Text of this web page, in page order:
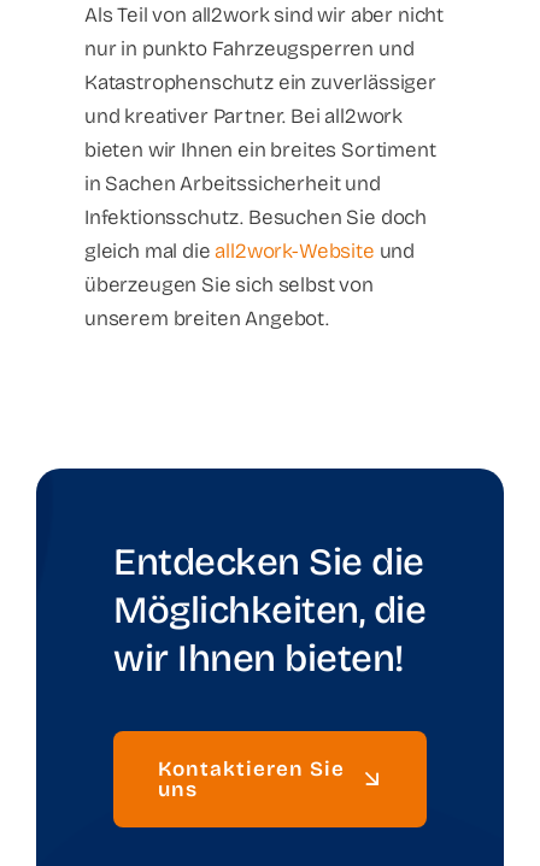
Als Teil von all2work sind wir aber nicht
nur in punkto Fahrzeugsperren und
Katastrophenschutz ein zuverlässiger
und kreativer Partner. Bei all2work
bieten wir Ihnen ein breites Sortiment
in Sachen Arbeitssicherheit und
Infektionsschutz. Besuchen Sie doch
gleich mal die all2work-Website und
überzeugen Sie sich selbst von
unserem breiten Angebot.
Entdecken Sie die
Möglichkeiten, die
wir Ihnen bieten!
Kontaktieren Sie
uns